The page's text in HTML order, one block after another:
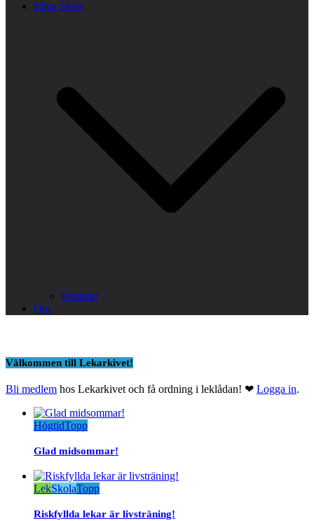
Mina Sidor
Kontakt
Om
Välkommen till Lekarkivet!
Bli medlem hos Lekarkivet och få ordning i leklådan! ❤ Logga in.
HögtidTopp
Glad midsommar!
LekSkolaTopp
Riskfyllda lekar är livsträning!